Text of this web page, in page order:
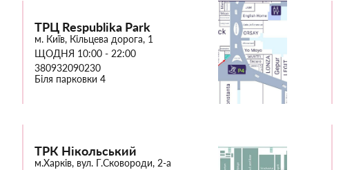
ТРЦ Respublika Park
м. Київ, Кільцева дорога, 1
ЩОДНЯ 10:00 - 22:00
380932090230
Біля парковки 4
ТРК Нікольський
м.Харків, вул. Г.Сковороди, 2-а